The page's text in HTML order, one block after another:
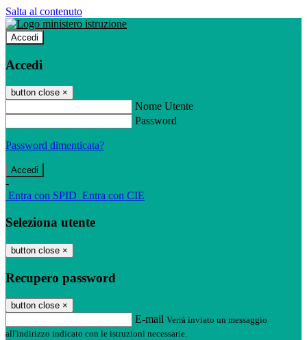
Salta al contenuto
Accedi
Accedi
button close ×
Nome Utente
Password
Password dimenticata?
-
Entra con SPID Entra con CIE
Seleziona utente
button close ×
Recupero password
button close ×
E-mail Verrà inviato un messaggio
all'indirizzo indicato con le istruzioni necessarie.